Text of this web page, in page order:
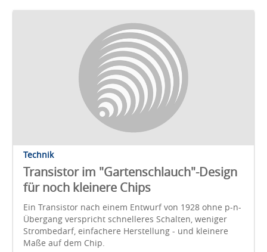
Technik
Transistor im "Gartenschlauch"-Design
für noch kleinere Chips
Ein Transistor nach einem Entwurf von 1928 ohne p-n-
Übergang verspricht schnelleres Schalten, weniger
Strombedarf, einfachere Herstellung - und kleinere
Maße auf dem Chip.